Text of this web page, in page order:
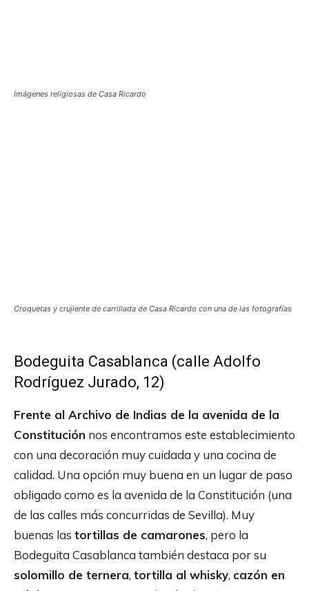
Imágenes religiosas de Casa Ricardo
Croquetas y crujiente de carrillada de Casa Ricardo con una de las fotografías
Bodeguita Casablanca (calle Adolfo
Rodríguez Jurado, 12)
Frente al Archivo de Indias de la avenida de la
Constitución nos encontramos este establecimiento
con una decoración muy cuidada y una cocina de
calidad. Una opción muy buena en un lugar de paso
obligado como es la avenida de la Constitución (una
de las calles más concurridas de Sevilla). Muy
buenas las tortillas de camarones, pero la
Bodeguita Casablanca también destaca por su
solomillo de ternera, tortilla al whisky, cazón en